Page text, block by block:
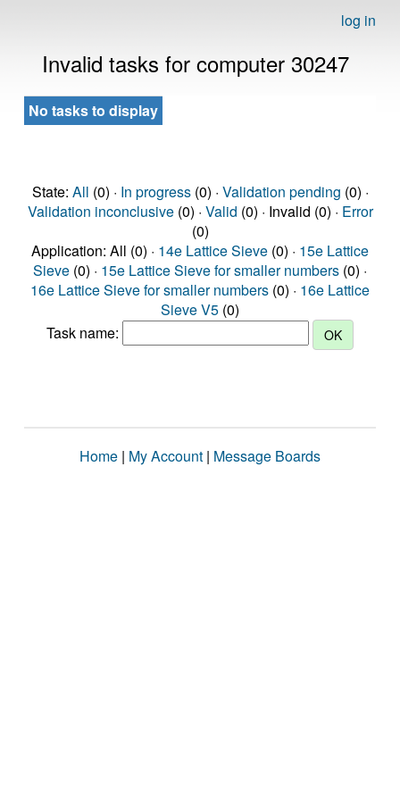
log in
Invalid tasks for computer 30247
No tasks to display
State: All (0) · In progress(0) · Validation pending (0) ·
Validation inconclusive(0) · Valid (0) · Invalid (0) · Error
(0)
Application: All (0) · 14e Lattice Sieve (0) · 15e Lattice
Sieve (0) · 15e Lattice Sieve for smaller numbers (0) ·
16e Lattice Sieve for smaller numbers (0) · 16e Lattice
Sieve V5 (0)
Task name:
Home | My Account | Message Boards